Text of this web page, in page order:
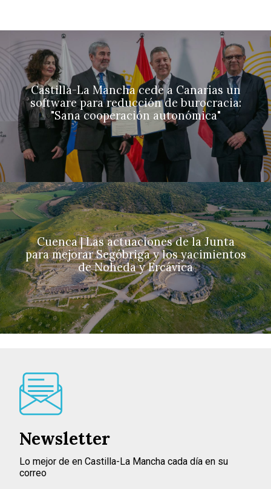
Castilla-La Mancha cede a Canarias un
software para reducción de burocracia:
"Sana cooperación autonómica"
Cuenca | Las actuaciones de la Junta
para mejorar Segóbriga y los yacimientos
de Noheda y Ercávica
Newsletter
Lo mejor de en Castilla-La Mancha cada día en su
correo